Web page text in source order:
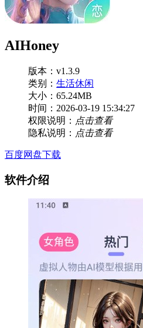
AIHoney
版本：v1.3.9
类别： 生活休闲
大小：65.24MB
时间：2026-03-19 15:34:27
权限说明： 点击查看
隐私说明： 点击查看
百度网盘下载
软件介绍